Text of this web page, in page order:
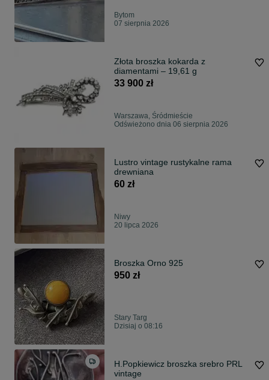
Bytom
07 sierpnia 2026
Złota broszka kokarda z
diamentami – 19,61 g
33 900 zł
Warszawa, Śródmieście
Odświeżono dnia 06 sierpnia 2026
Lustro vintage rustykalne rama
drewniana
60 zł
Niwy
20 lipca 2026
Broszka Orno 925
950 zł
Stary Targ
Dzisiaj o 08:16
H.Popkiewicz broszka srebro PRL
vintage